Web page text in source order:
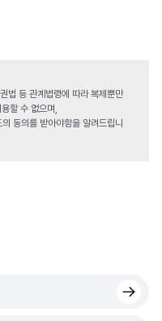
법 등 관계법령에 따라 복제뿐만
할 수 없으며,
동의를 받아야함을 알려드립니